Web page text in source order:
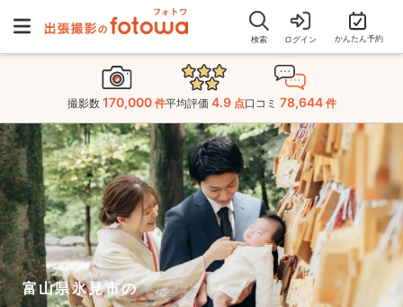
検索 ログイン かんたん予約
撮影数 170,000 件平均評価 4.9 点口コミ 78,644 件
富山県氷見市の